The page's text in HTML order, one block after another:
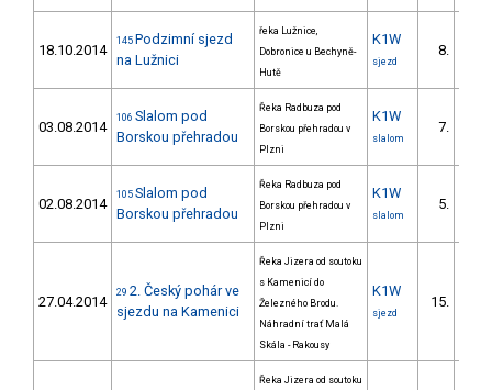
18.10.2014
145 Podzimní sjezd
na Lužnici
řeka Lužnice,
Dobronice u Bechyně-
Hutě
K1W
sjezd
8.
03.08.2014
106 Slalom pod
Borskou přehradou
Řeka Radbuza pod
Borskou přehradou v
Plzni
K1W
slalom
7.
02.08.2014
105 Slalom pod
Borskou přehradou
Řeka Radbuza pod
Borskou přehradou v
Plzni
K1W
slalom
5.
27.04.2014
29 2. Český pohár ve
sjezdu na Kamenici
Řeka Jizera od soutoku
s Kamenicí do
Železného Brodu.
Náhradní trať Malá
Skála - Rakousy
K1W
sjezd
15.
Řeka Jizera od soutoku